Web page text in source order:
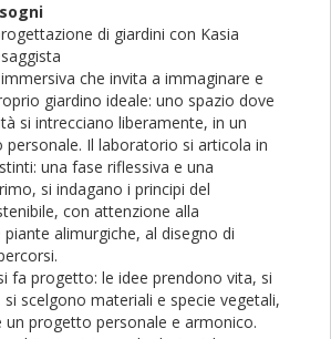
di giardini con Kasia
immersiva che invita a immaginare e
giardino ideale: uno spazio dove
si intrecciano liberamente, in un
personale. Il laboratorio si articola in
una fase riflessiva e una
si indagano i principi del
con attenzione alla
alimurgiche, al disegno di
fa progetto: le idee prendono vita, si
scelgono materiali e specie vegetali,
progetto personale e armonico.